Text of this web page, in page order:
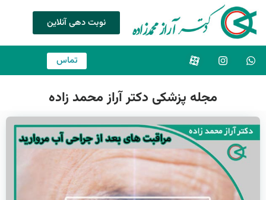
نوبت دهی آنلاین
تماس
مجله پزشکی دکتر آراز محمد زاده